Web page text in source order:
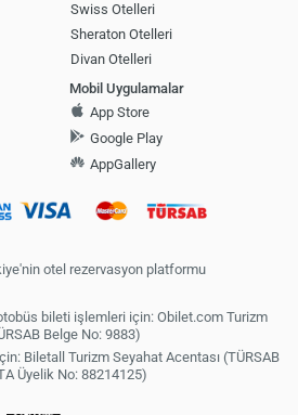
Swiss Otelleri
Sheraton Otelleri
Divan Otelleri
Mobil Uygulamalar
App Store
Google Play
AppGallery
otel rezervasyon platformu
bileti işlemleri için: Obilet.com Turizm
Belge No: 9883)
Biletall Turizm Seyahat Acentası (TÜRSAB
Üyelik No: 88214125)